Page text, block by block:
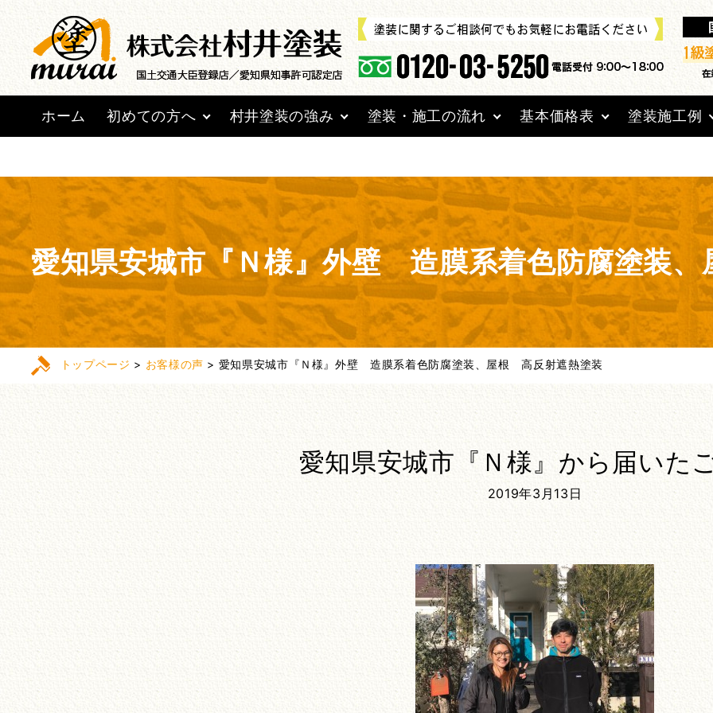
Warning: Undefined array key 0 in/home/lctxs37/muraitoso.jp/public_html/wpcms/wp-content/themes/
ホーム 初めての方へ 村井塗装の強み 塗装・施工の流れ 基本価格表 塗装施工例
愛知県安城市『Ｎ様』外壁 造膜系着色防腐塗装
トップページ > お客様の声 > 愛知県安城市『Ｎ様』外壁 造膜系着色防腐塗装、屋根 高反射遮熱塗装
愛知県安城市『Ｎ様』から届いた
2019年3月13日